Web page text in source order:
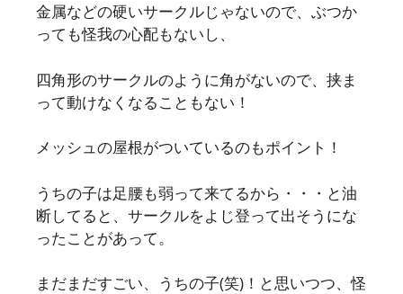
金属などの硬いサークルじゃないので、ぶつか
っても怪我の心配もないし、
四角形のサークルのように角がないので、挟ま
って動けなくなることもない！
メッシュの屋根がついているのもポイント！
うちの子は足腰も弱って来てるから・・・と油
断してると、サークルをよじ登って出そうにな
ったことがあって。
まだまだすごい、うちの子(笑)！と思いつつ、怪